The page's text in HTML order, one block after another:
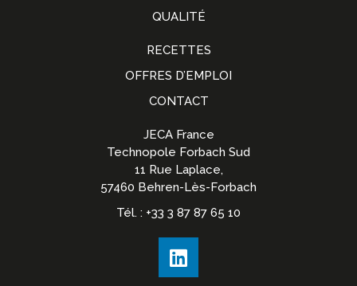
QUALITÉ
RECETTES
OFFRES D’EMPLOI
CONTACT
JECA France
Technopole Forbach Sud
11 Rue Laplace,
57460 Behren-Lès-Forbach
Tél. : +33 3 87 87 65 10